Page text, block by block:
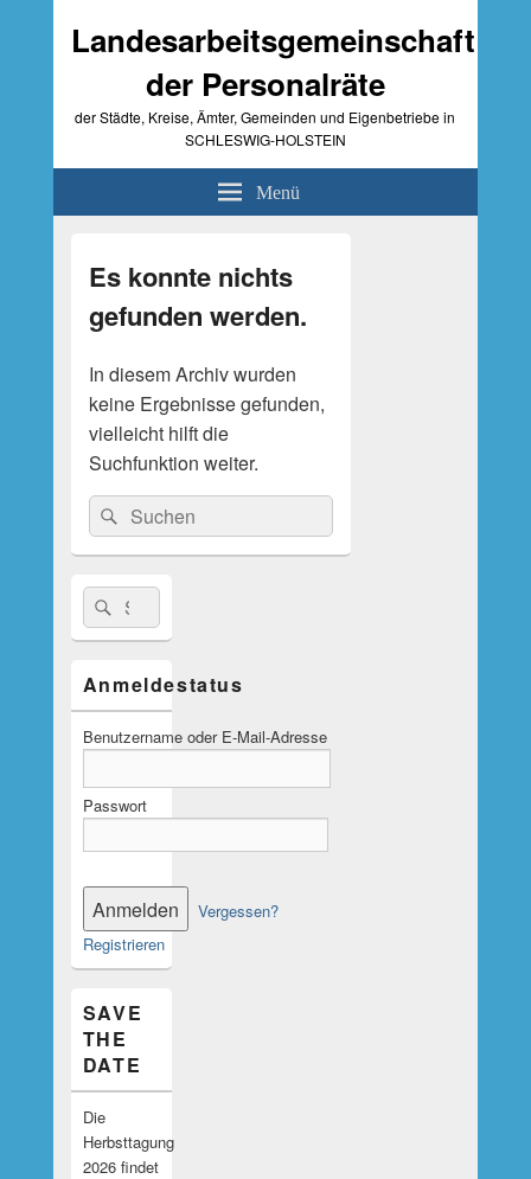
Landesarbeitsgemeinschaft
der Personalräte
der Städte, Kreise, Ämter, Gemeinden und Eigenbetriebe in
SCHLESWIG-HOLSTEIN
Menü
Es konnte nichts
gefunden werden.
In diesem Archiv wurden
keine Ergebnisse gefunden,
vielleicht hilft die
Suchfunktion weiter.
Suche
nach:
Suchen
Seitenleisten-
Widgetbereich
Suche
nach:
Suchen
Anmeldestatus
Benutzername oder E-Mail-Adresse
Passwort
Vergessen?
Registrieren
SAVE
THE
DATE
Die
Herbsttagung
2026 findet